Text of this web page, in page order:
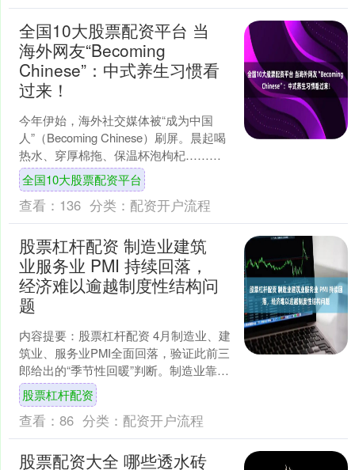
全国10大股票配资平台 当
海外网友“Becoming
Chinese”：中式养生习惯看
过来！
今年伊始，海外社交媒体被“成为中国
人”（Becoming Chinese）刷屏。晨起喝
热水、穿厚棉拖、保温杯泡枸杞……海
外网友们成了“远方的中国亲戚”。健康智
慧....
全国10大股票配资平台
查看： 136 分类： 配资开户流程
股票杠杆配资 制造业建筑
业服务业 PMI 持续回落，
经济难以逾越制度性结构问
题
内容提要：股票杠杆配资 4月制造业、建
筑业、服务业PMI全面回落，验证此前三
郎给出的“季节性回暖”判断。制造业靠旧
订单支撑，新订单走弱；建筑业与服务
业需求明显不....
股票杠杆配资
查看： 86 分类： 配资开户流程
股票配资大全 哪些透水砖